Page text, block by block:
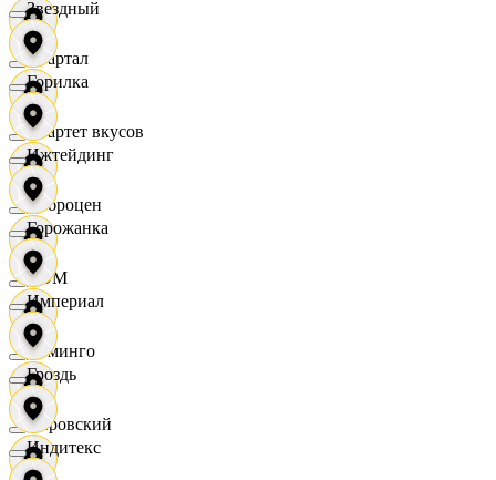
Квартал
Квартет вкусов
Доброцен
ДОМ
Доминго
Кировский
Звездный
Горилка
Ижтейдинг
Горожанка
Империал
Гроздь
Индитекс